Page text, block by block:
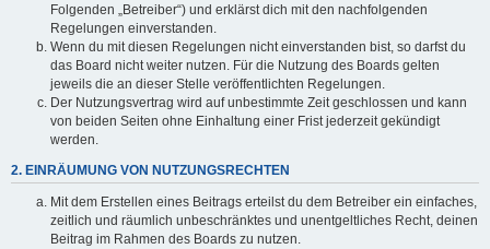
Folgenden „Betreiber“) und erklärst dich mit den nachfolgenden
Regelungen einverstanden.
Wenn du mit diesen Regelungen nicht einverstanden bist, so darfst du
das Board nicht weiter nutzen. Für die Nutzung des Boards gelten
jeweils die an dieser Stelle veröffentlichten Regelungen.
Der Nutzungsvertrag wird auf unbestimmte Zeit geschlossen und kann
von beiden Seiten ohne Einhaltung einer Frist jederzeit gekündigt
werden.
2. EINRÄUMUNG VON NUTZUNGSRECHTEN
Mit dem Erstellen eines Beitrags erteilst du dem Betreiber ein einfaches,
zeitlich und räumlich unbeschränktes und unentgeltliches Recht, deinen
Beitrag im Rahmen des Boards zu nutzen.